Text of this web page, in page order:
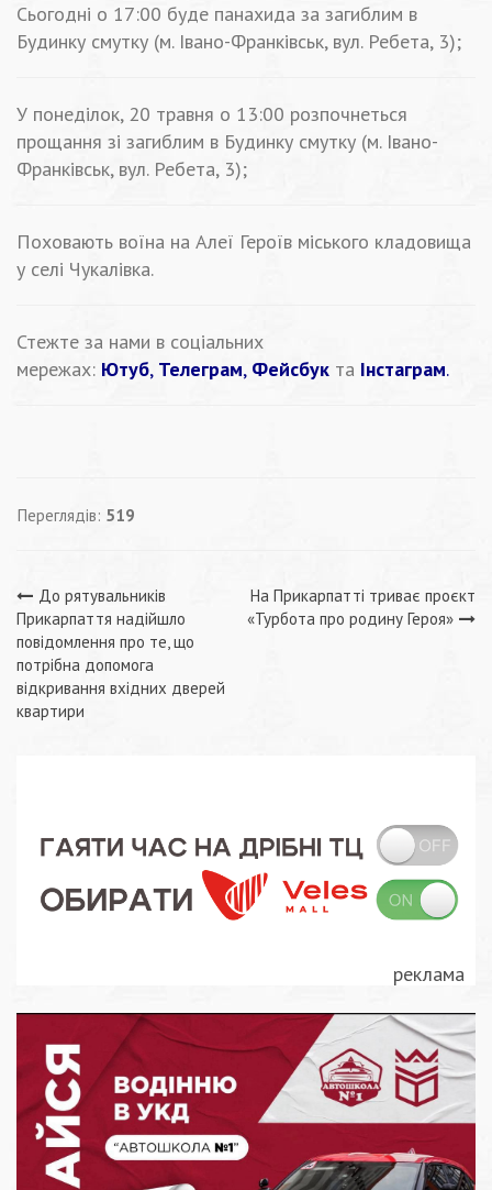
Сьогодні о 17:00 буде панахида за загиблим в
Будинку смутку (м. Івано-Франківськ, вул. Ребета, 3);
У понеділок, 20 травня о 13:00 розпочнеться
прощання зі загиблим в Будинку смутку (м. Івано-
Франківськ, вул. Ребета, 3);
Поховають воїна на Алеї Героїв міського кладовища
у селі Чукалівка.
Стежте за нами в соціальних
мережах: Ютуб, Телеграм, Фейсбук та Інстаграм.
Переглядів: 519
Навігація
записів
До рятувальників
Прикарпаття надійшло
повідомлення про те, що
потрібна допомога
відкривання вхідних дверей
квартири
На Прикарпатті триває проєкт
«Турбота про родину Героя»